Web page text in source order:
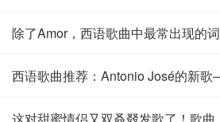
除了Amor，西语歌曲中最常出现的